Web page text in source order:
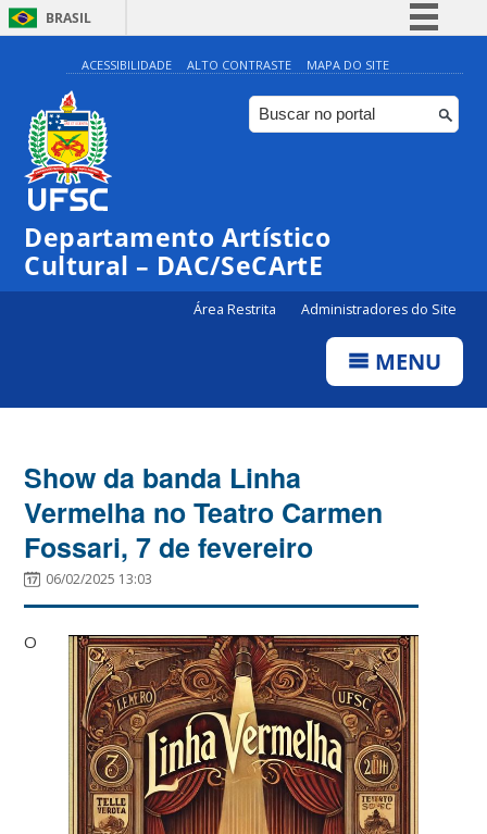
BRASIL
Simplifique!
Comunica BR
Participe
Canais
ACESSIBILIDADE ALTO CONTRASTE MAPA DO SITE
Departamento Artístico
Cultural – DAC/SeCArtE
Área Restrita Administradores do Site
MENU
Show da banda Linha
Vermelha no Teatro Carmen
Fossari, 7 de fevereiro
06/02/2025 13:03
O